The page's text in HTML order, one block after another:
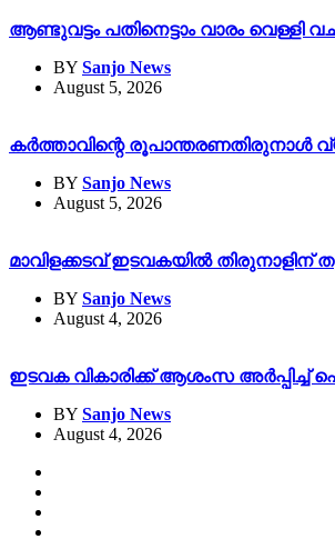
ആണ്ടുവട്ടം പതിനെട്ടാം വാരം വെള്ളി
BY Sanjo News
August 5, 2026
കർത്താവിന്റെ രൂപാന്തരണതിരുനാൾ
BY Sanjo News
August 5, 2026
മാവിളക്കടവ് ഇടവകയിൽ തിരുനാളിന്
BY Sanjo News
August 4, 2026
ഇടവക വികാരിക്ക് ആശംസ അർപ്പിച്ച്
BY Sanjo News
August 4, 2026